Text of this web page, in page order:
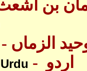
الزماں
Urdu